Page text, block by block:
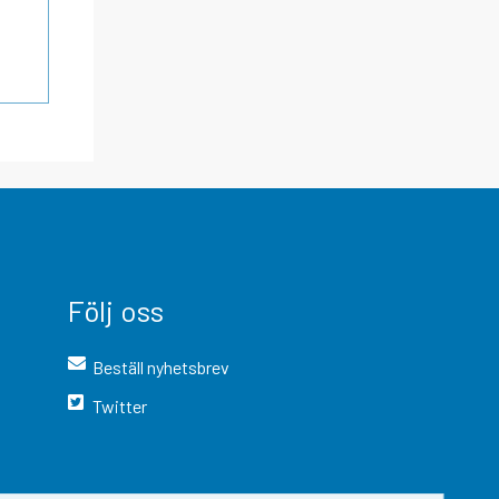
Följ oss
Beställ nyhetsbrev
Twitter